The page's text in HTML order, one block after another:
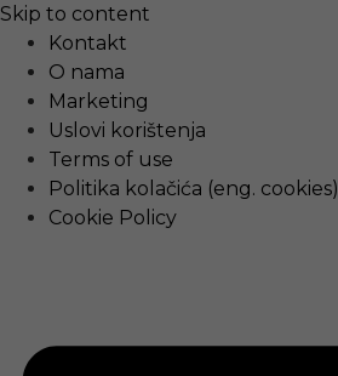
Skip to content
Kontakt
O nama
Marketing
Uslovi korištenja
Terms of use
Politika kolačića (eng. cookies)
Cookie Policy